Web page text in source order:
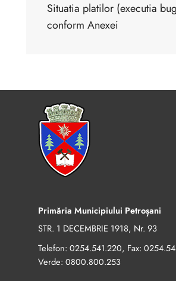
Situatia platilor (executia
conform Anexei
Primăria Municipiului Petroșani
STR. 1 DECEMBRIE 1918, Nr. 93
Telefon: 0254.541.220, Fax:
Verde: 0800.800.253